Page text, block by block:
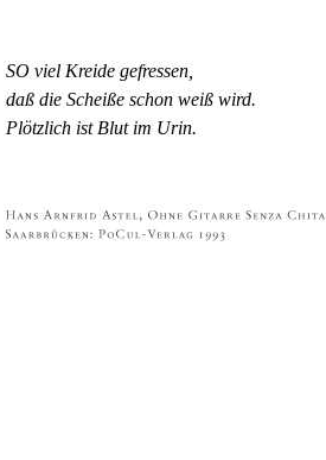
SO viel Kreide gefressen,
daß die Scheiße schon weiß wird.
Plötzlich ist Blut im Urin.